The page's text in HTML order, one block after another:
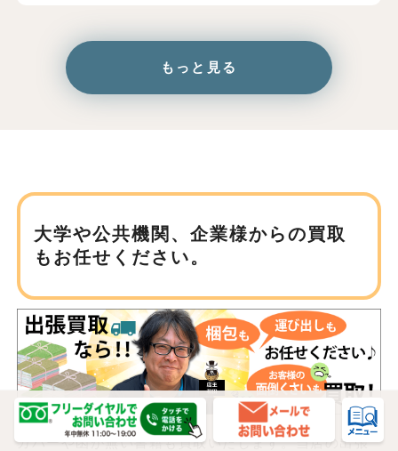
もっと見る
大学や公共機関、企業様からの買取
もお任せください。
カバーや函が無い書籍も買取いたします。当店の出張